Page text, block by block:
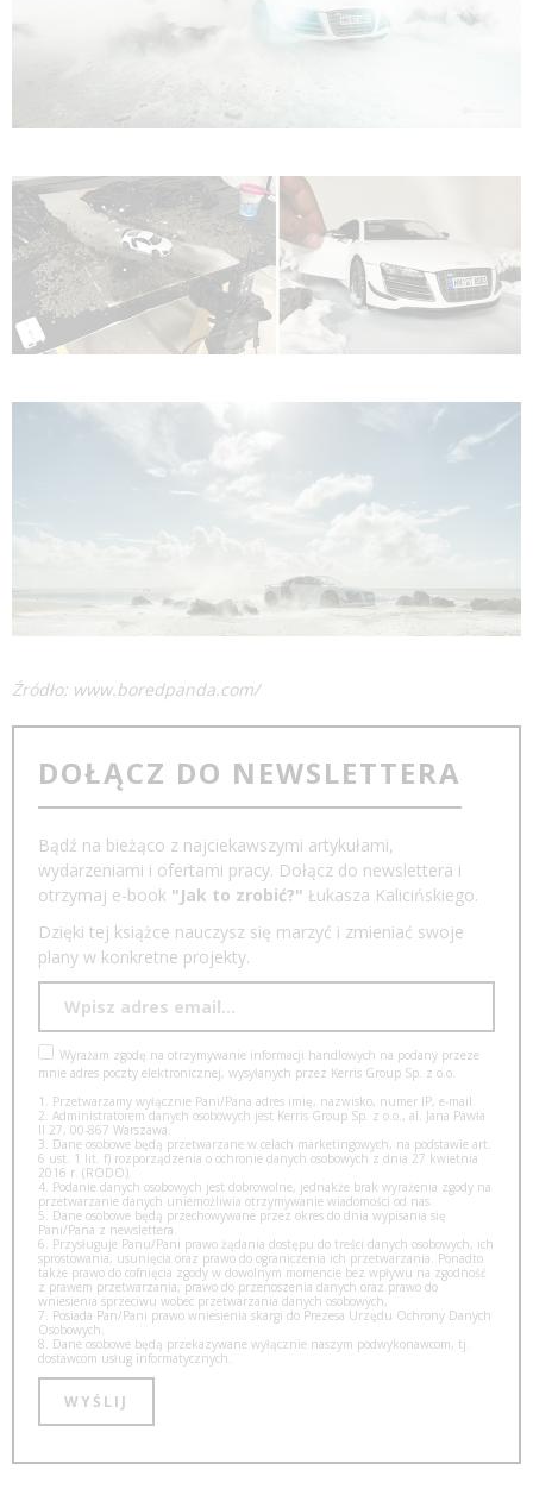
Źródło: www.boredpanda.com/
DOŁĄCZ DO NEWSLETTERA
Bądź na bieżąco z najciekawszymi artykułami,
wydarzeniami i ofertami pracy. Dołącz do newslettera i
otrzymaj e-book "Jak to zrobić?" Łukasza Kalicińskiego.
Dzięki tej książce nauczysz się marzyć i zmieniać swoje
plany w konkretne projekty.
Wyrażam zgodę na otrzymywanie informacji handlowych na podany przeze
mnie adres poczty elektronicznej, wysyłanych przez Kerris Group Sp. z o.o.
1. Przetwarzamy wyłącznie Pani/Pana adres imię, nazwisko, numer IP, e-mail.
2. Administratorem danych osobowych jest Kerris Group Sp. z o.o., al. Jana Pawła
II 27, 00-867 Warszawa.
3. Dane osobowe będą przetwarzane w celach marketingowych, na podstawie art.
6 ust. 1 lit. f) rozporządzenia o ochronie danych osobowych z dnia 27 kwietnia
2016 r. (RODO).
4. Podanie danych osobowych jest dobrowolne, jednakże brak wyrażenia zgody na
przetwarzanie danych uniemożliwia otrzymywanie wiadomości od nas.
5. Dane osobowe będą przechowywane przez okres do dnia wypisania się
Pani/Pana z newslettera.
6. Przysługuje Panu/Pani prawo żądania dostępu do treści danych osobowych, ich
sprostowania, usunięcia oraz prawo do ograniczenia ich przetwarzania. Ponadto
także prawo do cofnięcia zgody w dowolnym momencie bez wpływu na zgodność
z prawem przetwarzania, prawo do przenoszenia danych oraz prawo do
wniesienia sprzeciwu wobec przetwarzania danych osobowych,
7. Posiada Pan/Pani prawo wniesienia skargi do Prezesa Urzędu Ochrony Danych
Osobowych.
8. Dane osobowe będą przekazywane wyłącznie naszym podwykonawcom, tj.
dostawcom usług informatycznych.